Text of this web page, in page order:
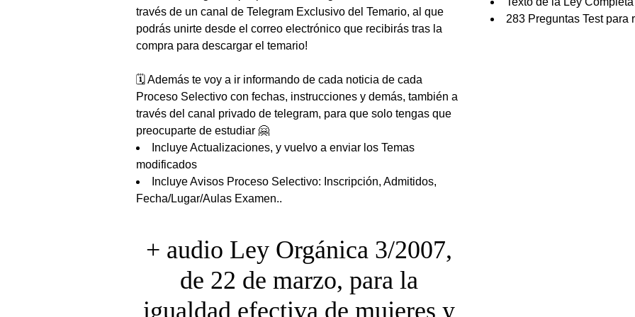
través de un canal de Telegram Exclusivo del Temario, al que
podrás unirte desde el correo electrónico que recibirás tras la
compra para descargar el temario!
🗓️ Además te voy a ir informando de cada noticia de cada
Proceso Selectivo con fechas, instrucciones y demás, también a
través del canal privado de telegram, para que solo tengas que
preocuparte de estudiar 🤗
Incluye Actualizaciones, y vuelvo a enviar los Temas
modificados
Incluye Avisos Proceso Selectivo: Inscripción, Admitidos,
Fecha/Lugar/Aulas Examen..
+ audio Ley Orgánica 3/2007,
de 22 de marzo, para la
igualdad efectiva de mujeres y
283 Preguntas Test para